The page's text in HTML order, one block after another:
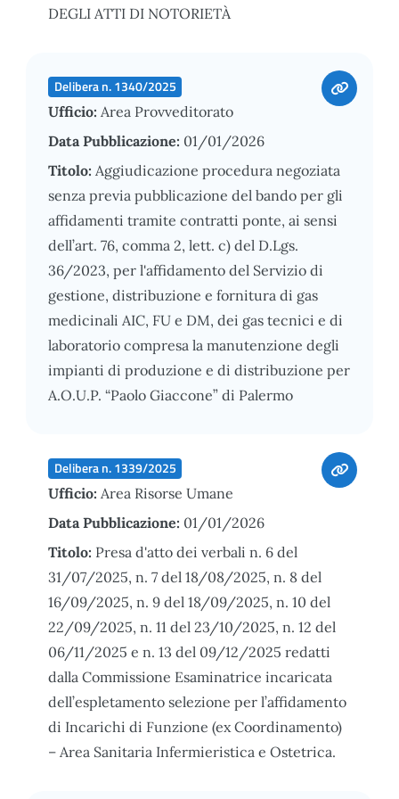
DEGLI ATTI DI NOTORIETÀ
Delibera n. 1340/2025
Ufficio: Area Provveditorato
Data Pubblicazione: 01/01/2026
Titolo: Aggiudicazione procedura negoziata
senza previa pubblicazione del bando per gli
affidamenti tramite contratti ponte, ai sensi
dell’art. 76, comma 2, lett. c) del D.Lgs.
36/2023, per l'affidamento del Servizio di
gestione, distribuzione e fornitura di gas
medicinali AIC, FU e DM, dei gas tecnici e di
laboratorio compresa la manutenzione degli
impianti di produzione e di distribuzione per
A.O.U.P. “Paolo Giaccone” di Palermo
Delibera n. 1339/2025
Ufficio: Area Risorse Umane
Data Pubblicazione: 01/01/2026
Titolo: Presa d'atto dei verbali n. 6 del
31/07/2025, n. 7 del 18/08/2025, n. 8 del
16/09/2025, n. 9 del 18/09/2025, n. 10 del
22/09/2025, n. 11 del 23/10/2025, n. 12 del
06/11/2025 e n. 13 del 09/12/2025 redatti
dalla Commissione Esaminatrice incaricata
dell’espletamento selezione per l’affidamento
di Incarichi di Funzione (ex Coordinamento)
– Area Sanitaria Infermieristica e Ostetrica.